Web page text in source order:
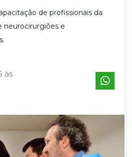
de profissionais da
neurocirurgiões e
às